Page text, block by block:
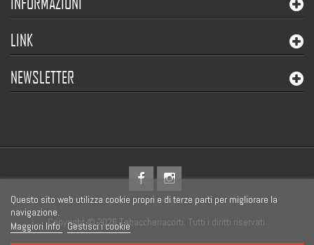
LINK
NEWSLETTER
Copyright © 2026 Tabaccheriacorti. Tutti i diritti riservati.
Questo sito web utilizza cookie propri e di terze parti per migliorare la
navigazione.
Maggiori Info Gestisci i cookie